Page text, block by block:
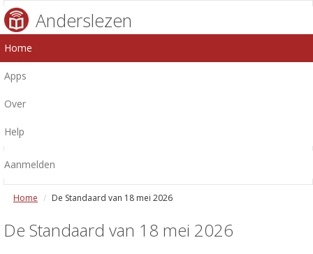
Anderslezen
Home
Apps
Over
Help
Aanmelden
Home De Standaard van 18 mei 2026
De Standaard van 18 mei 2026